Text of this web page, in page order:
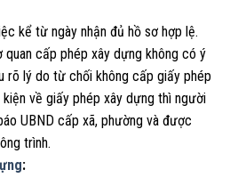
kể từ ngày nhận đủ hồ sơ hợp lệ.
quan cấp phép xây dựng không có ý
rõ lý do từ chối không cấp giấy phép
về giấy phép xây dựng thì người
UBND cấp xã, phường và được
trình.
: